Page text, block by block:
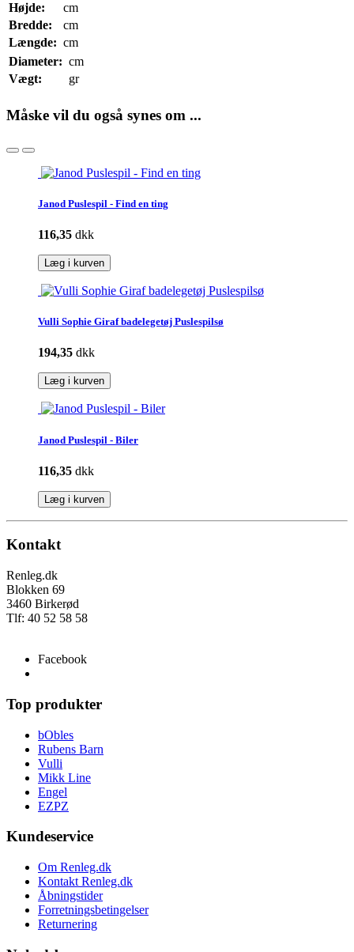
Højde:
cm
Bredde:
cm
Længde: cm
Diameter: cm
Vægt:
gr
Måske vil du også synes om ...
Janod Puslespil - Find en ting
116,35 dkk
Læg i kurven
Vulli Sophie Giraf badelegetøj Puslespilsø
194,35 dkk
Læg i kurven
Janod Puslespil - Biler
116,35 dkk
Læg i kurven
Kontakt
Renleg.dk
Blokken 69
3460 Birkerød
Tlf: 40 52 58 58
Facebook
Top produkter
bObles
Rubens Barn
Vulli
Mikk Line
Engel
EZPZ
Kundeservice
Om Renleg.dk
Kontakt Renleg.dk
Åbningstider
Forretningsbetingelser
Returnering